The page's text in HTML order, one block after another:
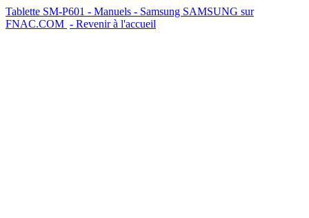
Tablette SM-P601 - Manuels - Samsung SAMSUNG sur
FNAC.COM - Revenir à l'accueil